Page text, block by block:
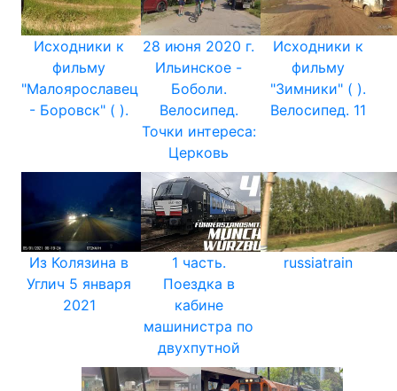
Исходники к
фильму
"Малоярославец
- Боровск" ( ).
28 июня 2020 г.
Ильинское -
Боболи.
Велосипед.
Точки интереса:
Церковь
Исходники к
фильму
"Зимники" ( ).
Велосипед. 11
Из Колязина в
Углич 5 января
2021
1 часть.
Поездка в
кабине
машинистра по
двухпутной
russiatrain